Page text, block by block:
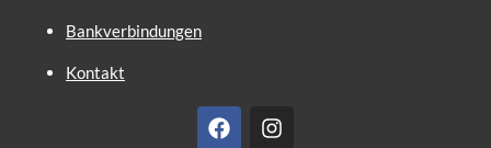
Bankverbindungen
Kontakt